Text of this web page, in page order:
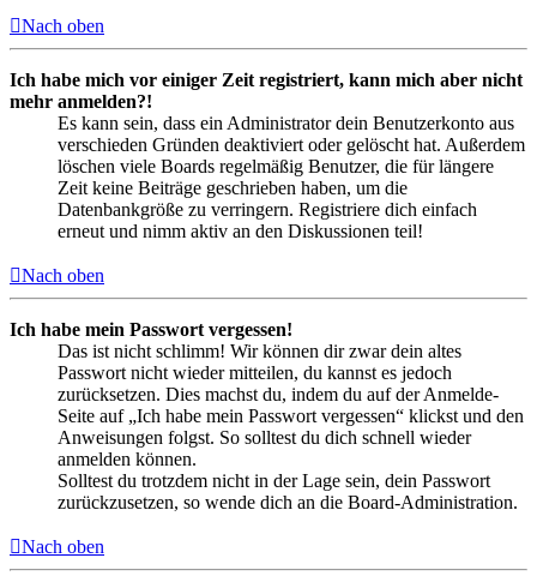
Nach oben
Ich habe mich vor einiger Zeit registriert, kann mich aber nicht
mehr anmelden?!
Es kann sein, dass ein Administrator dein Benutzerkonto aus
verschieden Gründen deaktiviert oder gelöscht hat. Außerdem
löschen viele Boards regelmäßig Benutzer, die für längere
Zeit keine Beiträge geschrieben haben, um die
Datenbankgröße zu verringern. Registriere dich einfach
erneut und nimm aktiv an den Diskussionen teil!
Nach oben
Ich habe mein Passwort vergessen!
Das ist nicht schlimm! Wir können dir zwar dein altes
Passwort nicht wieder mitteilen, du kannst es jedoch
zurücksetzen. Dies machst du, indem du auf der Anmelde-
Seite auf „Ich habe mein Passwort vergessen“ klickst und den
Anweisungen folgst. So solltest du dich schnell wieder
anmelden können.
Solltest du trotzdem nicht in der Lage sein, dein Passwort
zurückzusetzen, so wende dich an die Board-Administration.
Nach oben